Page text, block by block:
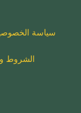
سياسة
الشروط